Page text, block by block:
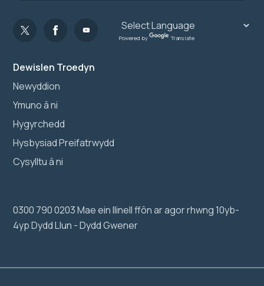
Dewislen Troedyn
Newyddion
Ymuno â ni
Hygyrchedd
Hysbysiad Preifatrwydd
Cysylltu â ni
0300 790 0203 Mae ein llinell ffôn ar agor rhwng 10yb-
4yp Dydd Llun - Dydd Gwener
Powered by Translate